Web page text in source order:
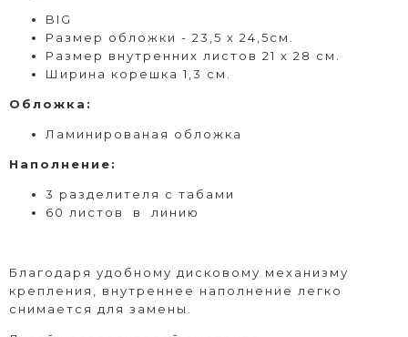
BIG
Размер обложки - 23,5 х 24,5см.
Размер внутренних листов 21 х 28 см.
Ширина корешка 1,3 см.
Обложка:
Ламинированая обложка
Наполнение:
3 разделителя с табами
60 листов в линию
Благодаря удобному дисковому механизму
крепления, внутреннее наполнение легко
снимается для замены.